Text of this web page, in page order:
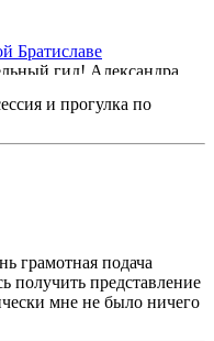
Братиславе
гид! Александра,
день и за
ярких эмоций и
с датами и
— интересный,
историями и
любовью рассказываете,
Вами было невероятно
Вам мы смогли не
его атмосферу и узнать
огромное
невероятно
Теперь у нас
замечательном дне.
грамотная подача
получить представление
мне не было ничего